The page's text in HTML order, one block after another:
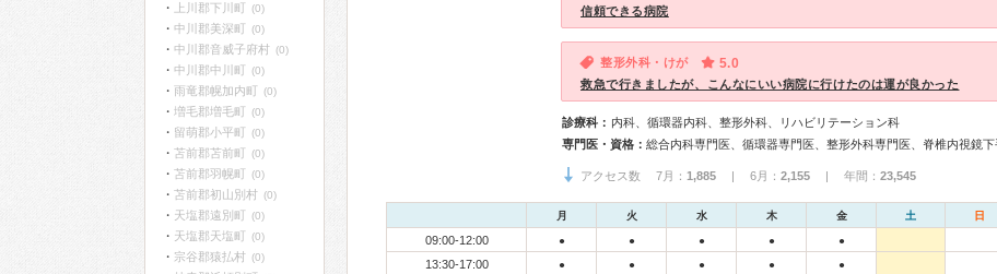
信頼できる病院
整形外科・けが 5.0
救急で行きましたが、こんなにいい病院に行けたのは運が良かった
診療科： 内科、循環器内科、整形外科、リハビリテーション科
専門医・資格：
アクセス数 7月： 1,885 | 6月： 2,155 | 年間： 23,545
月 火 水 木 金 土 日
09:00-12:00 ● ● ● ● ●
13:30-17:00 ● ● ● ● ●
上川郡下川町 (0)
中川郡美深町 (0)
中川郡音威子府村 (0)
中川郡中川町 (0)
雨竜郡幌加内町 (0)
増毛郡増毛町 (0)
留萌郡小平町 (0)
苫前郡苫前町 (0)
苫前郡羽幌町 (0)
苫前郡初山別村 (0)
天塩郡遠別町 (0)
天塩郡天塩町 (0)
宗谷郡猿払村 (0)